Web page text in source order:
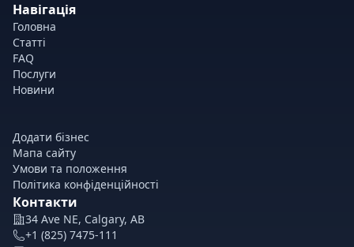
Навігація
Головна
Статті
FAQ
Послуги
Новини
Додати бізнес
Мапа сайту
Умови та положення
Політика конфіденційності
Контакти
34 Ave NE, Calgary, AB
+1 (825) 7475-111